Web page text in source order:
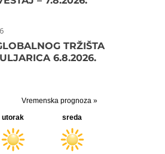
TRŽIŠTA
6.8.2026.